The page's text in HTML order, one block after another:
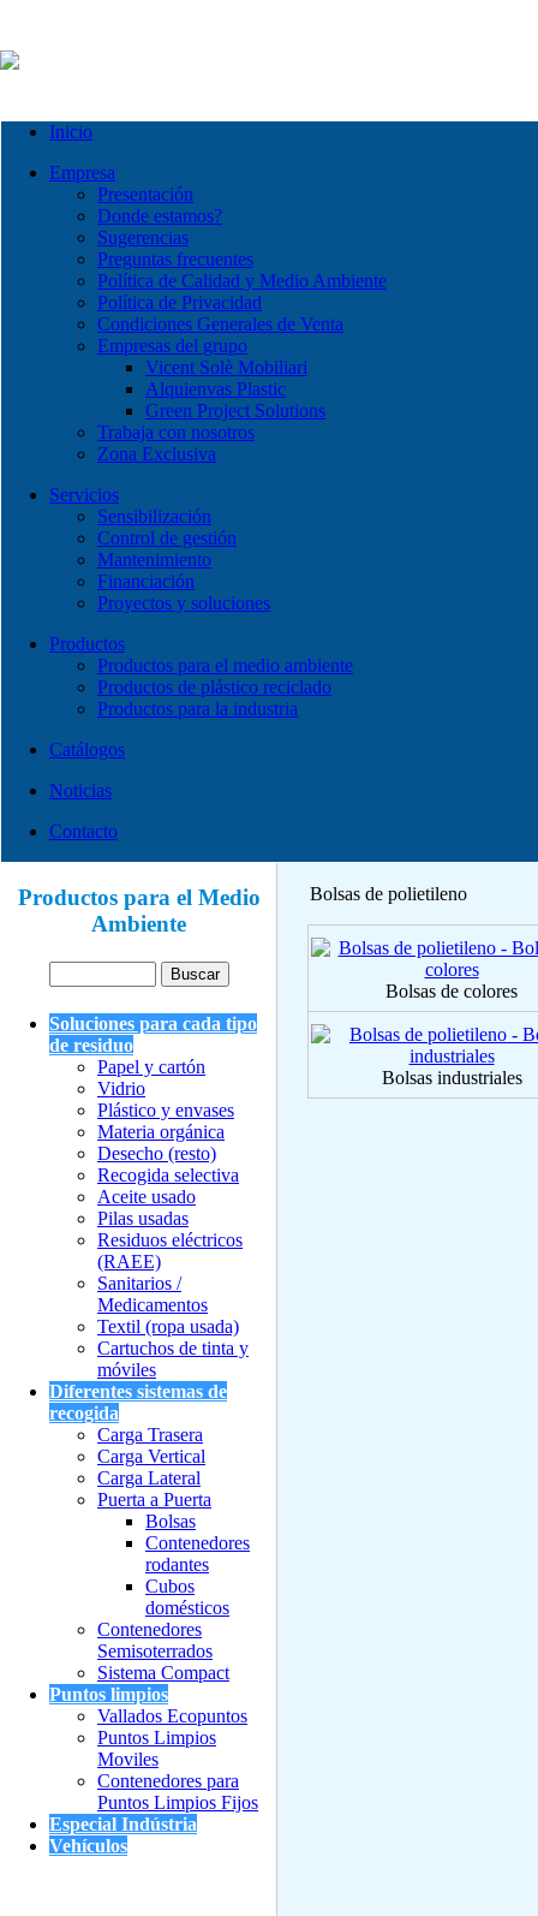
Inicio
Empresa
Presentación
Donde estamos?
Sugerencias
Preguntas frecuentes
Política de Calidad y Medio Ambiente
Política de Privacidad
Condiciones Generales de Venta
Empresas del grupo
Vicent Solè Mobiliari
Alquienvas Plastic
Green Project Solutions
Trabaja con nosotros
Zona Exclusiva
Servicios
Sensibilización
Control de gestión
Mantenimiento
Financiación
Proyectos y soluciones
Productos
Productos para el medio ambiente
Productos de plástico reciclado
Productos para la industria
Catálogos
Noticias
Contacto
Productos para el Medio
Ambiente
Soluciones para cada tipo
de residuo
Papel y cartón
Vidrio
Plástico y envases
Materia orgánica
Desecho (resto)
Recogida selectiva
Aceite usado
Pilas usadas
Residuos eléctricos
(RAEE)
Sanitarios /
Medicamentos
Textil (ropa usada)
Cartuchos de tinta y
móviles
Diferentes sistemas de
recogida
Carga Trasera
Carga Vertical
Carga Lateral
Puerta a Puerta
Bolsas
Contenedores
rodantes
Cubos
domésticos
Contenedores
Semisoterrados
Sistema Compact
Puntos limpios
Vallados Ecopuntos
Puntos Limpios
Moviles
Contenedores para
Puntos Limpios Fijos
Especial Indústria
Vehículos
Bolsas de polietileno
Bolsas de colores
Bolsas industriales